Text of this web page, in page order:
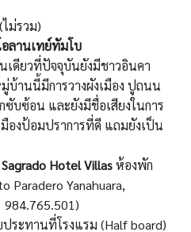
ม่รวม)
ลานเทย์ทัมโบ
เดียวที่ปัจจุบันยังมีชาวอินคา
านนี้มีการวางผังเมือง ปูถนน
ซับซ้อน และยังมีชื่อเสียงในการ
องป้อมปราการที่ดี แถมยังเป็น
Hotel Villasห้องพัก
Paradero Yanahuara,
984.765.501)
ระทานที่โรงแรม (Half board)